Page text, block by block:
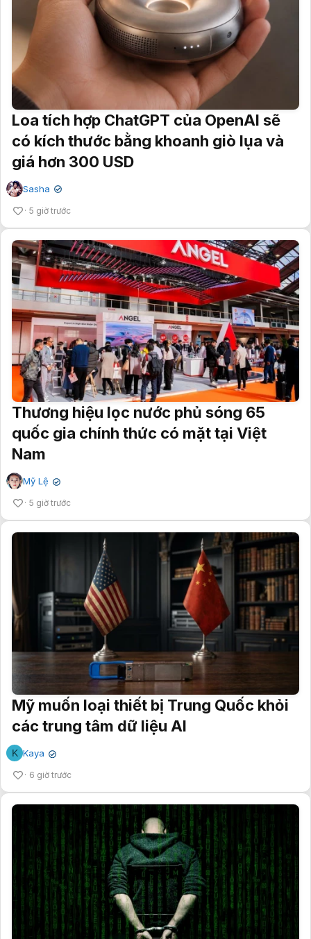
Loa tích hợp ChatGPT của OpenAI sẽ
có kích thước bằng khoanh giò lụa và
giá hơn 300 USD
Sasha ✔
5 giờ trước
Thương hiệu lọc nước phủ sóng 65
quốc gia chính thức có mặt tại Việt
Nam
Mỹ Lệ ✔
5 giờ trước
Mỹ muốn loại thiết bị Trung Quốc khỏi
các trung tâm dữ liệu AI
K Kaya ✔
6 giờ trước